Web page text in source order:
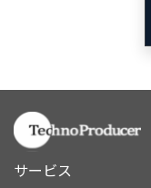
サービス